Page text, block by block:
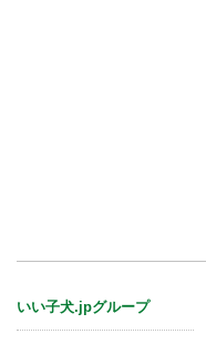
いい子犬.jpグループ